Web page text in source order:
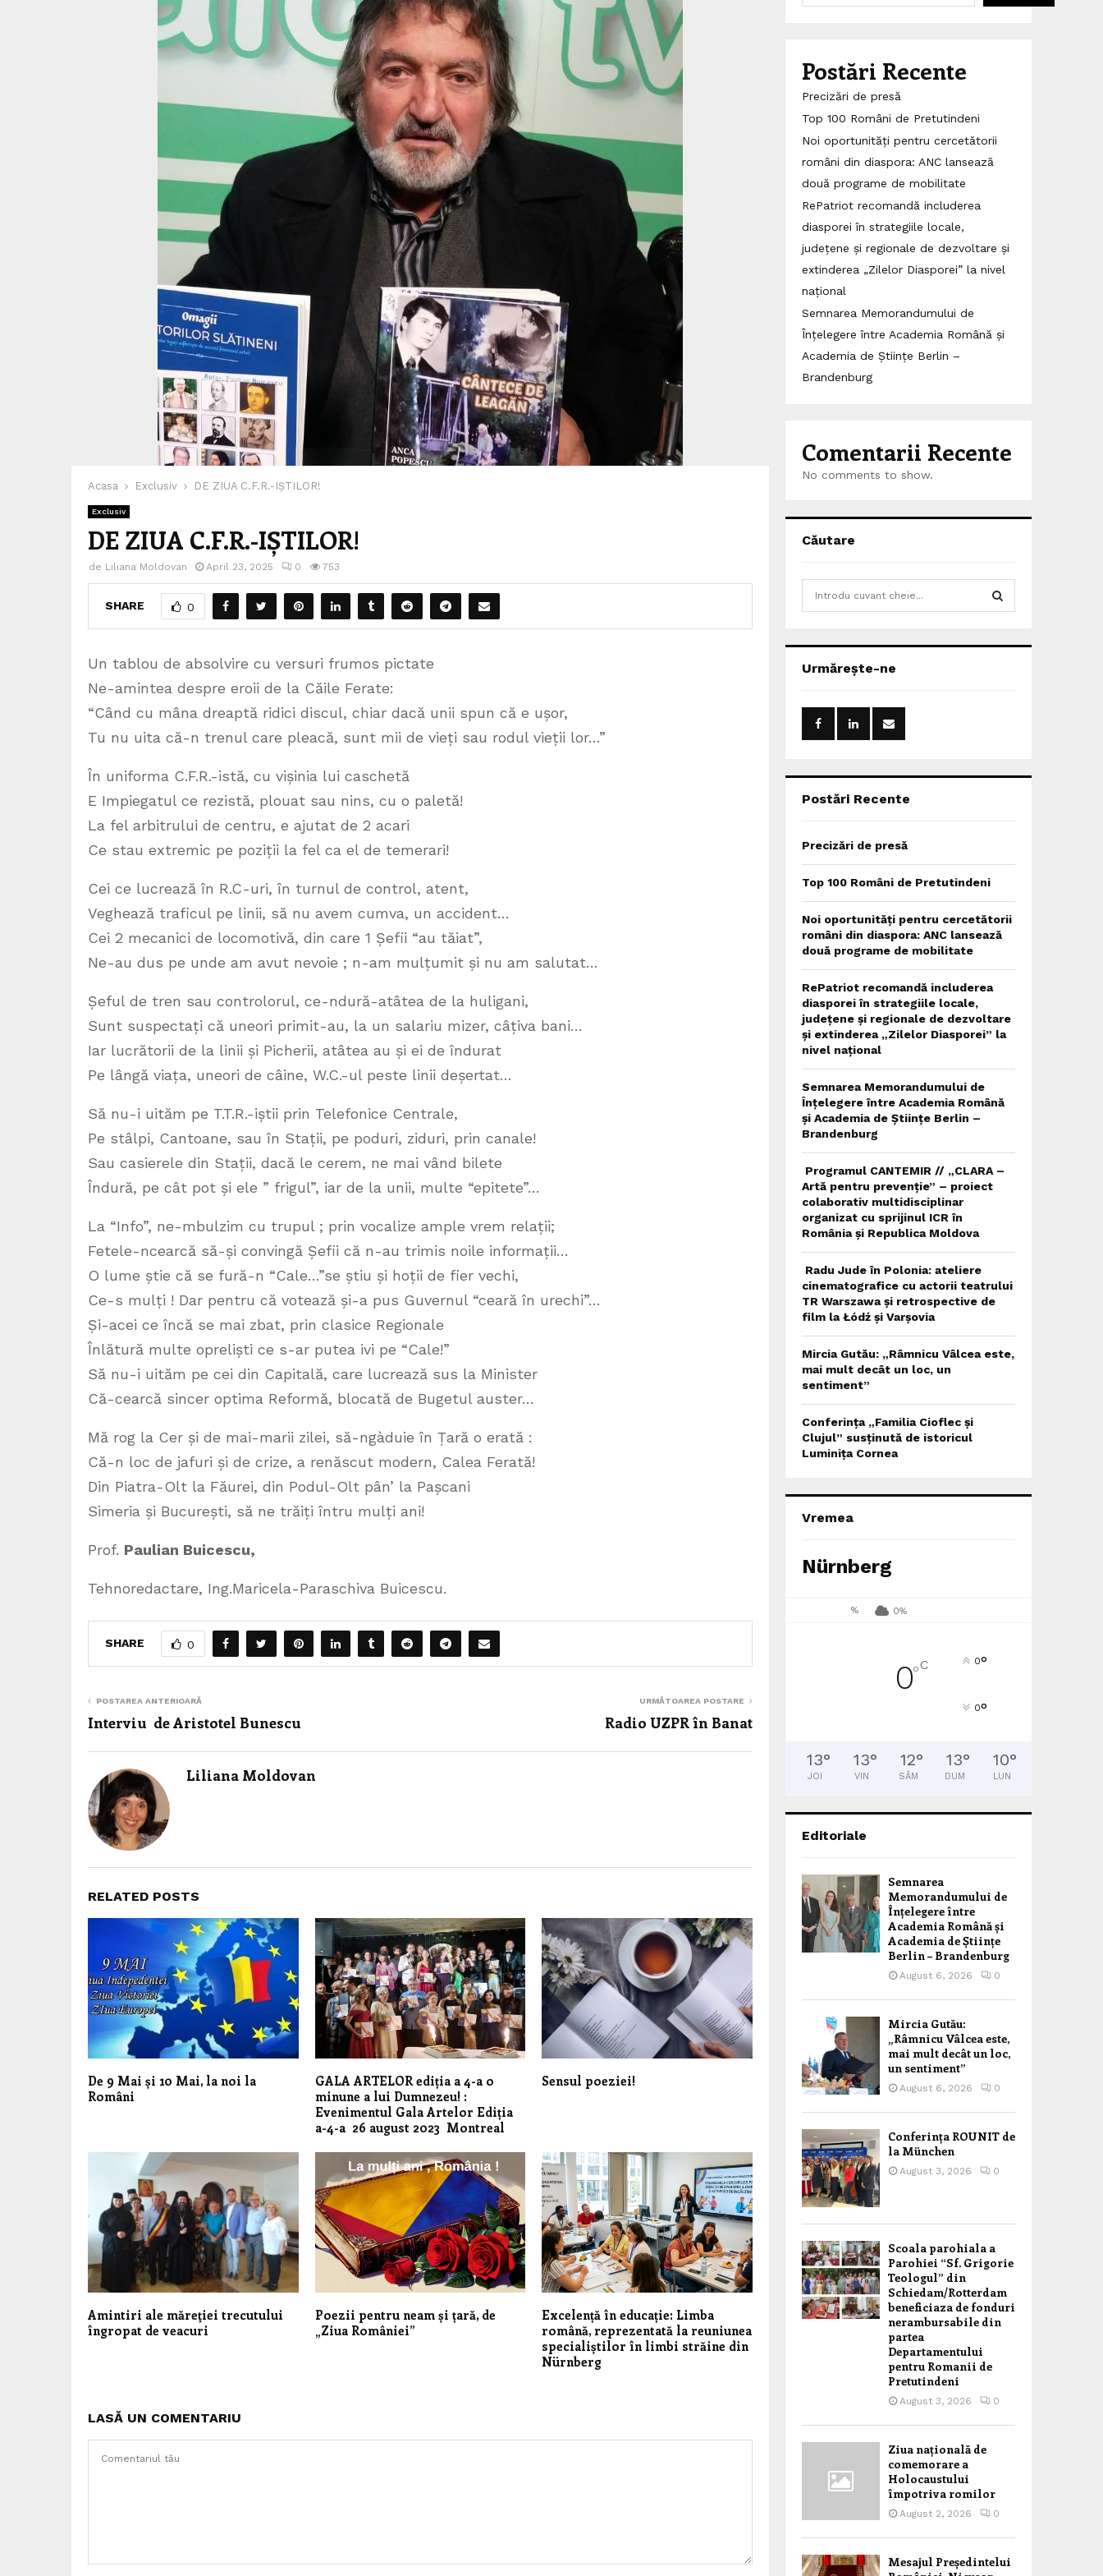
Acasa Exclusiv DE ZIUA C.F.R.-IȘTILOR!
Exclusiv
DE ZIUA C.F.R.-IȘTILOR!
de Liliana Moldovan April 23, 2025 0 753
SHARE 0
Un tablou de absolvire cu versuri frumos pictate
Ne-amintea despre eroii de la Căile Ferate:
“Când cu mâna dreaptă ridici discul, chiar dacă unii spun că e ușor,
Tu nu uita că-n trenul care pleacă, sunt mii de vieți sau rodul vieții lor…”
În uniforma C.F.R.-istă, cu vișinia lui caschetă
E Impiegatul ce rezistă, plouat sau nins, cu o paletă!
La fel arbitrului de centru, e ajutat de 2 acari
Ce stau extremic pe poziții la fel ca el de temerari!
Cei ce lucrează în R.C-uri, în turnul de control, atent,
Veghează traficul pe linii, să nu avem cumva, un accident…
Cei 2 mecanici de locomotivă, din care 1 Șefii “au tăiat”,
Ne-au dus pe unde am avut nevoie ; n-am mulțumit și nu am salutat…
Șeful de tren sau controlorul, ce-ndură-atâtea de la huligani,
Sunt suspectați că uneori primit-au, la un salariu mizer, câțiva bani…
Iar lucrătorii de la linii și Picherii, atâtea au și ei de îndurat
Pe lângă viața, uneori de câine, W.C.-ul peste linii deșertat…
Să nu-i uităm pe T.T.R.-iștii prin Telefonice Centrale,
Pe stâlpi, Cantoane, sau în Stații, pe poduri, ziduri, prin canale!
Sau casierele din Stații, dacă le cerem, ne mai vând bilete
Îndură, pe cât pot și ele ” frigul”, iar de la unii, multe “epitete”…
La “Info”, ne-mbulzim cu trupul ; prin vocalize ample vrem relații;
Fetele-ncearcă să-și convingă Șefii că n-au trimis noile informații…
O lume știe că se fură-n “Cale…”se știu și hoții de fier vechi,
Ce-s mulți ! Dar pentru că votează și-a pus Guvernul “ceară în urechi”…
Și-acei ce încă se mai zbat, prin clasice Regionale
Înlătură multe opreliști ce s-ar putea ivi pe “Cale!”
Să nu-i uităm pe cei din Capitală, care lucrează sus la Minister
Că-cearcă sincer optima Reformă, blocată de Bugetul auster…
Mă rog la Cer și de mai-marii zilei, să-ngàduie în Țară o erată :
Că-n loc de jafuri și de crize, a renăscut modern, Calea Ferată!
Din Piatra-Olt la Făurei, din Podul-Olt pân’ la Pașcani
Simeria și București, să ne trăiți întru mulți ani!
Prof. Paulian Buicescu,
Tehnoredactare, Ing.Maricela-Paraschiva Buicescu.
SHARE 0
POSTAREA ANTERIOARĂ
Interviu de Aristotel Bunescu
URMĂTOAREA POSTARE
Radio UZPR în Banat
Liliana Moldovan
RELATED POSTS
De 9 Mai și 10 Mai, la noi la
Români
GALA ARTELOR ediția a 4-a o
minune a lui Dumnezeu! :
Evenimentul Gala Artelor Ediția
a-4-a 26 august 2023 Montreal
Sensul poeziei!
Amintiri ale măreţiei trecutului
îngropat de veacuri
Poezii pentru neam și țară, de
„Ziua României”
Excelență în educație: Limba
română, reprezentată la reuniunea
specialiștilor în limbi străine din
Nürnberg
LASĂ UN COMENTARIU
Postări Recente
Precizări de presă
Top 100 Români de Pretutindeni
Noi oportunități pentru cercetătorii
români din diaspora: ANC lansează
două programe de mobilitate
RePatriot recomandă includerea
diasporei în strategiile locale,
județene și regionale de dezvoltare și
extinderea „Zilelor Diasporei” la nivel
național
Semnarea Memorandumului de
Înțelegere între Academia Română și
Academia de Științe Berlin –
Brandenburg
Comentarii Recente
No comments to show.
Căutare
h
o
:
Urmărește-ne
Postări Recente
Precizări de presă
Top 100 Români de Pretutindeni
Noi oportunități pentru cercetătorii
români din diaspora: ANC lansează
două programe de mobilitate
RePatriot recomandă includerea
diasporei în strategiile locale,
județene și regionale de dezvoltare
și extinderea „Zilelor Diasporei” la
nivel național
Semnarea Memorandumului de
Înțelegere între Academia Română
și Academia de Științe Berlin –
Brandenburg
Programul CANTEMIR // „CLARA –
Artă pentru prevenție” – proiect
colaborativ multidisciplinar
organizat cu sprijinul ICR în
România și Republica Moldova
Radu Jude în Polonia: ateliere
cinematografice cu actorii teatrului
TR Warszawa și retrospective de
film la Łódź și Varșovia
Mircia Gutău: „Râmnicu Vâlcea este,
mai mult decât un loc, un
sentiment”
Conferința „Familia Cioflec și
Clujul” susținută de istoricul
Luminița Cornea
Vremea
Nürnberg
% 0%
0°C 0°
0°
13°
JOI
13°
VIN
12°
SÂM
13°
DUM
10°
LUN
Editoriale
Semnarea
Memorandumului de
Înțelegere între
Academia Română și
Academia de Științe
Berlin – Brandenburg
August 6, 2026 0
Mircia Gutău:
„Râmnicu Vâlcea este,
mai mult decât un loc,
un sentiment”
August 6, 2026 0
Conferința ROUNIT de
la München
August 3, 2026 0
Scoala parohiala a
Parohiei “Sf. Grigorie
Teologul” din
Schiedam/Rotterdam
beneficiaza de fonduri
nerambursabile din
partea
Departamentului
pentru Romanii de
Pretutindeni
August 3, 2026 0
Ziua națională de
comemorare a
Holocaustului
împotriva romilor
August 2, 2026 0
Mesajul Președintelui